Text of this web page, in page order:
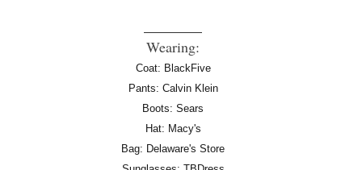
Wearing:
Coat: BlackFive
Pants: Calvin Klein
Boots: Sears
Hat: Macy's
Bag: Delaware's Store